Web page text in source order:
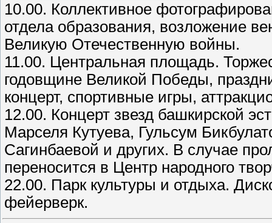
10.00. Коллективное
отдела образования, возложение
Великую Отечественную войны.
11.00. Центральная площадь.
годовщине Великой Победы,
концерт, спортивные игры,
12.00. Концерт звезд башкирской
Марселя Кутуева, Гульсум
Сагинбаевой и других. В случае
переносится в Центр народного
22.00. Парк культуры и отдыха.
фейерверк.